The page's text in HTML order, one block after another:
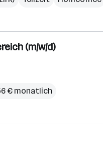
(m/w/d)
€ monatlich